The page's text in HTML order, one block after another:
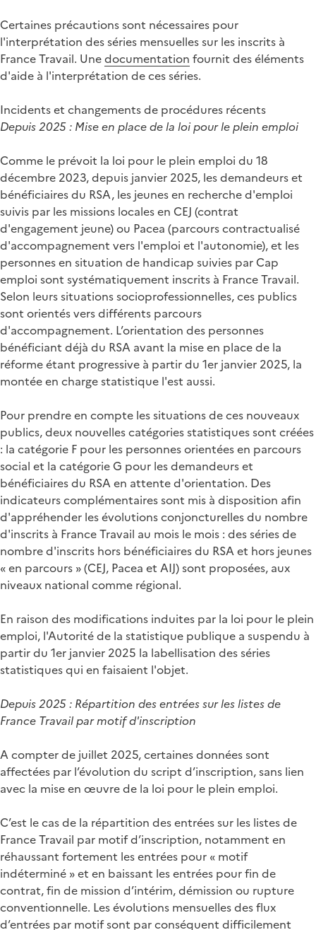
Certaines précautions sont nécessaires pour
l'interprétation des séries mensuelles sur les inscrits à
France Travail. Unedocumentation fournit des éléments
d'aide à l'interprétation de ces séries.
Incidents et changements de procédures récents
Depuis 2025 : Mise en place de la loi pour le plein emploi
Comme le prévoit la loi pour le plein emploi du 18
décembre 2023, depuis janvier 2025, les demandeurs et
bénéficiaires du RSA, les jeunes en recherche d'emploi
suivis par les missions locales en CEJ (contrat
d'engagement jeune) ou Pacea (parcours contractualisé
d'accompagnement vers l'emploi et l'autonomie), et les
personnes en situation de handicap suivies par Cap
emploi sont systématiquement inscrits à France Travail.
Selon leurs situations socioprofessionnelles, ces publics
sont orientés vers différents parcours
d'accompagnement. L’orientation des personnes
bénéficiant déjà du RSA avant la mise en place de la
réforme étant progressive à partir du 1er janvier 2025, la
montée en charge statistique l'est aussi.
Pour prendre en compte les situations de ces nouveaux
publics, deux nouvelles catégories statistiques sont créées
: la catégorie F pour les personnes orientées en parcours
social et la catégorie G pour les demandeurs et
bénéficiaires du RSA en attente d'orientation. Des
indicateurs complémentaires sont mis à disposition afin
d'appréhender les évolutions conjoncturelles du nombre
d'inscrits à France Travail au mois le mois : des séries de
nombre d'inscrits hors bénéficiaires du RSA et hors jeunes
« en parcours » (CEJ, Pacea et AIJ) sont proposées, aux
niveaux national comme régional.
En raison des modifications induites par la loi pour le plein
emploi, l'Autorité de la statistique publique a suspendu à
partir du 1er janvier 2025 la labellisation des séries
statistiques qui en faisaient l'objet.
Depuis 2025 : Répartition des entrées sur les listes de
France Travail par motif d'inscription
A compter de juillet 2025, certaines données sont
affectées par l’évolution du script d’inscription, sans lien
avec la mise en œuvre de la loi pour le plein emploi.
C’est le cas de la répartition des entrées sur les listes de
France Travail par motif d’inscription, notamment en
réhaussant fortement les entrées pour « motif
indéterminé » et en baissant les entrées pour fin de
contrat, fin de mission d’intérim, démission ou rupture
conventionnelle. Les évolutions mensuelles des flux
d’entrées par motif sont par conséquent difficilement